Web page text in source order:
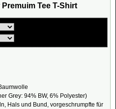
Tee T-Shirt
Grey: 94% BW, 6% Polyester)
Hals und Bund, vorgeschrumpfte für